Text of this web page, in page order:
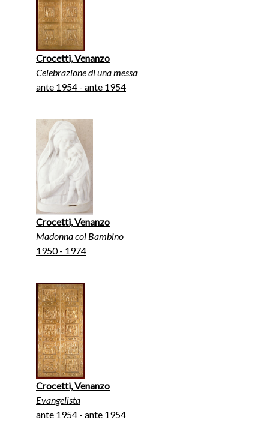
Crocetti, Venanzo
Celebrazione di una messa
ante 1954 - ante 1954
Crocetti, Venanzo
Madonna col Bambino
1950 - 1974
Crocetti, Venanzo
Evangelista
ante 1954 - ante 1954